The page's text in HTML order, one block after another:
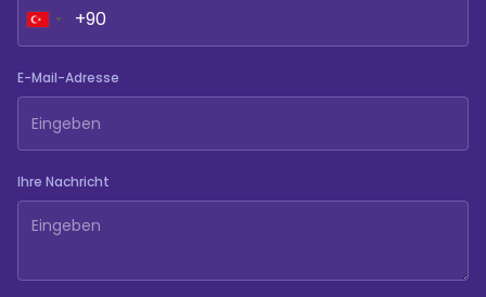
E-Mail-Adresse
Ihre Nachricht